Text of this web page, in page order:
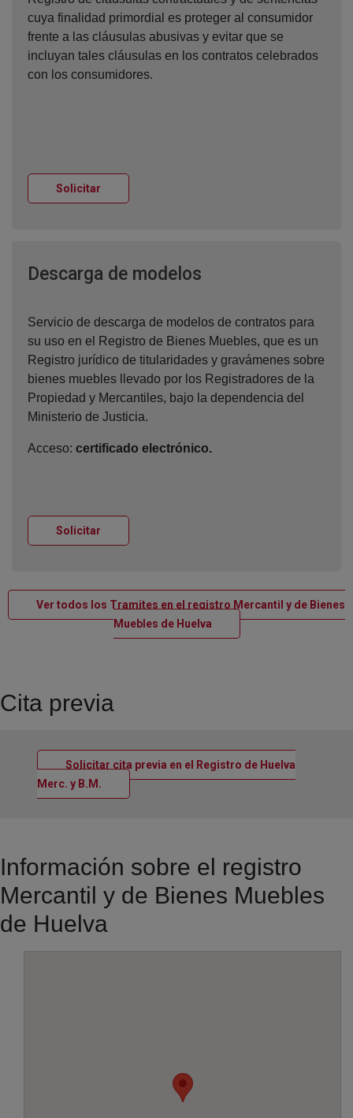
cuya finalidad primordial es proteger al consumidor
frente a las cláusulas abusivas y evitar que se
incluyan tales cláusulas en los contratos celebrados
con los consumidores.
Solicitar
Descarga de modelos
Servicio de descarga de modelos de contratos para
su uso en el Registro de Bienes Muebles, que es un
Registro jurídico de titularidades y gravámenes sobre
bienes muebles llevado por los Registradores de la
Propiedad y Mercantiles, bajo la dependencia del
Ministerio de Justicia.
Acceso: certificado electrónico.
Solicitar
Ver todos los Tramites en el registro Mercantil y de Bienes
Muebles de HuelvaVentana nueva
Cita previa
Solicitar cita previa en el Registro de Huelva
Merc. y B.M. Ventana nueva
Información sobre el registro
Mercantil y de Bienes Muebles
de Huelva